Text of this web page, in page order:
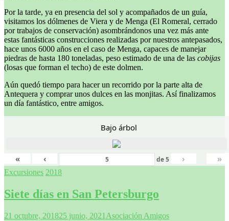
Por la tarde, ya en presencia del sol y acompañados de un guía,
visitamos los dólmenes de Viera y de Menga (El Romeral, cerrado
por trabajos de conservación) asombrándonos una vez más ante
estas fantásticas construcciones realizadas por nuestros antepasados,
hace unos 6000 años en el caso de Menga, capaces de manejar
piedras de hasta 180 toneladas, peso estimado de una de las cobijas
(losas que forman el techo) de este dolmen.
Aún quedó tiempo para hacer un recorrido por la parte alta de
Antequera y comprar unos dulces en las monjitas. Así finalizamos
un día fantástico, entre amigos.
Bajo árbol
« ‹ de5 › »
Excursiones 2018
Siete días en San Petersburgo
21 octubre, 201825 junio, 2021 Asociación Amigos